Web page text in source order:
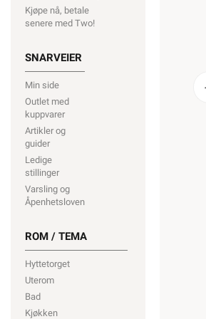
Kjøpe nå, betale
senere med Two!
SNARVEIER
Min side
Outlet med
kuppvarer
Artikler og
guider
Ledige
stillinger
Varsling og
Åpenhetsloven
ROM / TEMA
Hyttetorget
Uterom
Bad
Kjøkken